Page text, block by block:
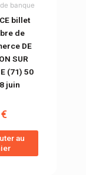
banque
billet
de
DE
SUR
(71) 50
juin
€
au